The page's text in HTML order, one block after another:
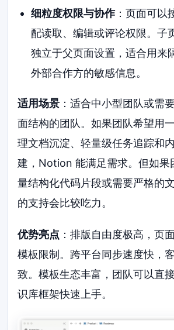
细粒度权限与协作：页面可以
配读取、编辑或评论权限。子
独立于父页面设置，适合用来
外部合作方的敏感信息。
适用场景 ：适合中小型团队或需
面结构的团队。如果团队希望用
理文档沉淀、轻量级任务追踪和
建，Notion 能满足需求。但如果
量结构化代码片段或需要严格的
的支持会比较吃力。
优势亮点 ：排版自由度极高，页
模板限制。跨平台同步速度快，
致。模板生态丰富，团队可以直
识库框架快速上手。